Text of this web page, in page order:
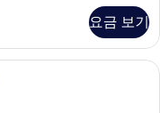
요금 보기
티브 스위트, 침실 1개 (Club)